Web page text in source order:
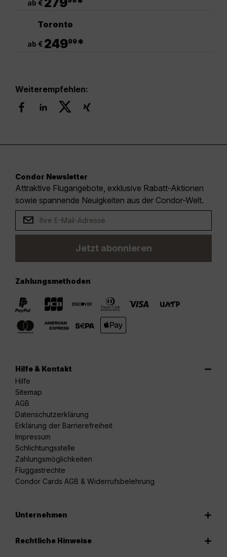
ab €
Toronto
ab € 24999*
Weiterempfehlen:
Condor Newsletter
Attraktive Flugangebote, exklusive Rabatt-Aktionen
sowie spannende Neuigkeiten aus der Condor-Welt.
Jetzt abonnieren
Zahlungsmethoden
Hilfe & Kontakt
Hilfe
Sitemap
AGB
Datenschutzerklärung
Erklärung der Barrierefreiheit
Impressum
Schlichtungsstelle
Zahlungsmöglichkeiten
Fluggastrechte
Condor Cards AGB & Widerrufsbelehrung
Unternehmen
Rechtliche Hinweise